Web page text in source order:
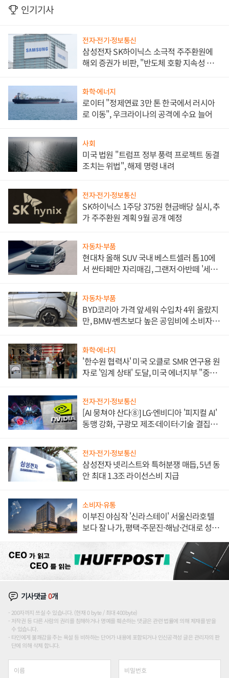
인기기사
전자·전기·정보통신
삼성전자 SK하이닉스 소극적 주주환원에
해외 증권가 비판, "반도체 호황 지속성 의
화학·에너지
로이터 "정제연료 3만 톤 한국에서 러시아
로 이동", 우크라이나의 공격에 수요 늘어
사회
미국 법원 "트럼프 정부 풍력 프로젝트 동결
조치는 위법", 해제 명령 내려
전자·전기·정보통신
SK하이닉스 1주당 375원 현금배당 실시, 추
가 주주환원 계획 9월 공개 예정
자동차·부품
현대차 올해 SUV 국내 베스트셀러 톱10에
서 싼타페만 자리매김, 그랜저·아반떼 '세단
자동차·부품
BYD코리아 가격 앞세워 수입차 4위 올랐지
만, BMW·벤츠보다 높은 공임비에 소비자
화학·에너지
'한수원 협력사' 미국 오클로 SMR 연구용 원
자로 '임계 상태' 도달, 미국 에너지부 "중요
전자·전기·정보통신
[AI 뭉쳐야 산다⑧] LG·엔비디아 '피지컬 AI'
동맹 강화, 구광모 제조·데이터·기술 결집
전자·전기·정보통신
삼성전자 넷리스트와 특허분쟁 매듭, 5년 동
안 최대 1.3조 라이선스비 지급
소비자·유통
이부진 야심작 '신라스테이' 서울신라호텔
보다 잘 나가, 평택·주문진·해남·건대로 성
기사댓글0개
200자까지 쓰실 수 있습니다. (현재 0 byte / 최대 400byte)
저작권 등 다른 사람의 권리를 침해하거나 명예를 훼손하는 댓글은 관련 법률에 의해 제재를 받을
수 있습니다.
타인에게 불쾌감을 주는 욕설 등 비하하는 단어가 내용에 포함되거나 인신공격성 글은 관리자의 판
단에 의해 삭제 합니다.